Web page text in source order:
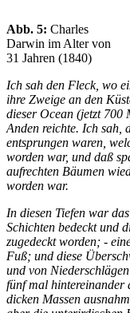
Abb. 5: Charles
Darwin im Alter von
31 Jahren (1840)
Ich sah den Fleck, wo
ihre Zweige an den
dieser Ocean (jetzt 700
Anden reichte. Ich sah,
entsprungen waren,
worden war, und daß
aufrechten Bäumen
worden war.
In diesen Tiefen war
Schichten bedeckt und
zugedeckt worden; -
Fuß; und diese
und von
fünf mal hintereinander
dicken Massen